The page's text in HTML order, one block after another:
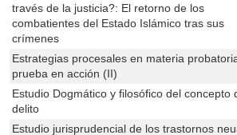
través de la justicia?: El retorno de los
combatientes del Estado Islámico tras sus
crímenes
Estrategias procesales en materia
prueba en acción (II)
Estudio Dogmático y filosófico del concepto
delito
Estudio jurisprudencial de los trastornos